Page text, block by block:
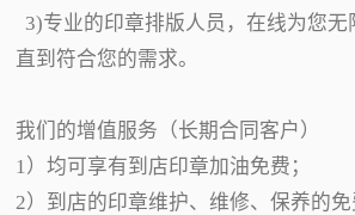
3)专业的印章排版人员，在线为您无
直到符合您的需求。
我们的增值服务（长期合同客户）
1）均可享有到店印章加油免费；
2）到店的印章维护、维修、保养的免